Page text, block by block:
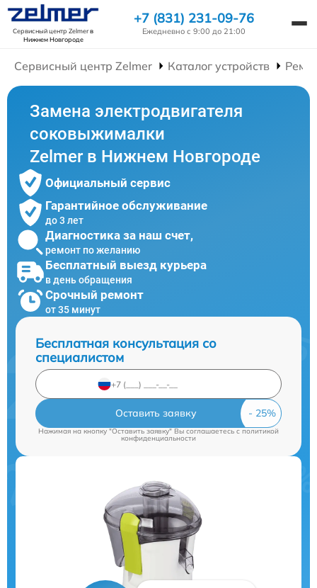
Сервисный центр Zelmerв
Нижнем Новгороде
+7 (831) 231-09-76
Ежедневно с 9:00 до 21:00
Сервисный центр Zelmer Каталог устройств
Замена электродвигателя
соковыжималки
Zelmer в Нижнем Новгороде
Официальный сервис
Гарантийное обслуживание
до 3 лет
Диагностика за наш счет,
ремонт по желанию
Бесплатный выезд курьера
в день обращения
Срочный ремонт
от 35 минут
Бесплатная консультация со
специалистом
Оставить заявку
Нажимая на кнопку "Оставить заявку" Вы соглашаетесь c политикой
конфиденциальности